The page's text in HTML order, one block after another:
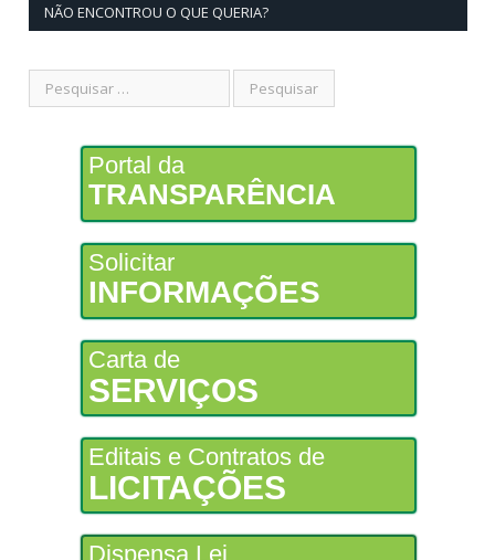
NÃO ENCONTROU O QUE QUERIA?
Portal da
TRANSPARÊNCIA
Solicitar
INFORMAÇÕES
Carta de
SERVIÇOS
Editais e Contratos de
LICITAÇÕES
Dispensa Lei